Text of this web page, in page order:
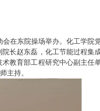
在东院操场举办。化工学院
长赵东磊，化工节能过程集
教育部工程研究中心副主任
主持。